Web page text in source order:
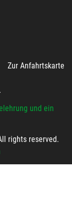
Zur Anfahrtskarte
und ein
rights reserved.